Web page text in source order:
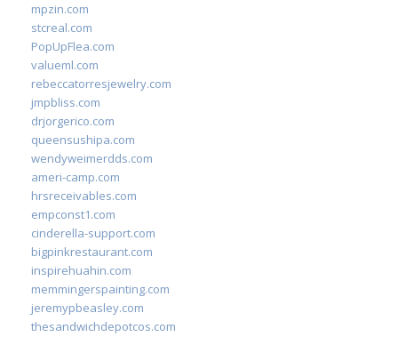
mpzin.com
stcreal.com
PopUpFlea.com
valueml.com
rebeccatorresjewelry.com
jmpbliss.com
drjorgerico.com
queensushipa.com
wendyweimerdds.com
ameri-camp.com
hrsreceivables.com
empconst1.com
cinderella-support.com
bigpinkrestaurant.com
inspirehuahin.com
memmingerspainting.com
jeremypbeasley.com
thesandwichdepotcos.com